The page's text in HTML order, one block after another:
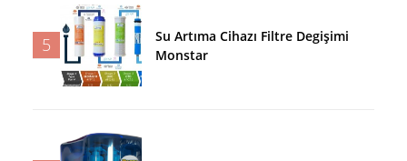
5
Su Artıma Cihazı Filtre Degişimi
Monstar